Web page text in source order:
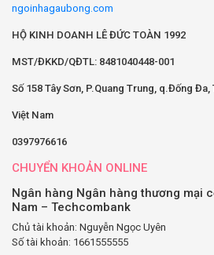
ngoinhagaubong.com
HỘ KINH DOANH LÊ ĐỨC TOÀN 1992
MST/ĐKKD/QĐTL: 8481040448-001
Số 158 Tây Sơn, P.Quang Trung, q.Đống Đa,
Việt Nam
0397976616
CHUYỂN KHOẢN ONLINE
Ngân hàng Ngân hàng thương mại
Nam – Techcombank
Chủ tài khoản: Nguyễn Ngọc Uyên
Số tài khoản: 1661555555